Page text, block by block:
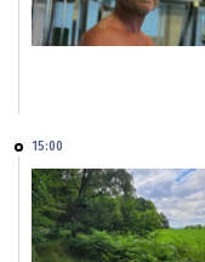
15:00